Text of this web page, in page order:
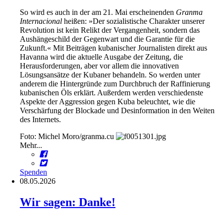
So wird es auch in der am 21. Mai erscheinenden Granma
Internacional heißen: »Der sozialistische Charakter unserer
Revolution ist kein Relikt der Vergangenheit, sondern das
Aushängeschild der Gegenwart und die Garantie für die
Zukunft.« Mit Beiträgen kubanischer Journalisten direkt aus
Havanna wird die aktuelle Ausgabe der Zeitung, die
Herausforderungen, aber vor allem die innovativen
Lösungsansätze der Kubaner behandeln. So werden unter
anderem die Hintergründe zum Durchbruch der Raffinierung
kubanischen Öls erklärt. Außerdem werden verschiedenste
Aspekte der Aggression gegen Kuba beleuchtet, wie die
Verschärfung der Blockade und Desinformation in den Weiten
des Internets.
Foto: Michel Moro/granma.cu
Mehr...
Spenden
08.05.2026
Wir sagen: Danke!